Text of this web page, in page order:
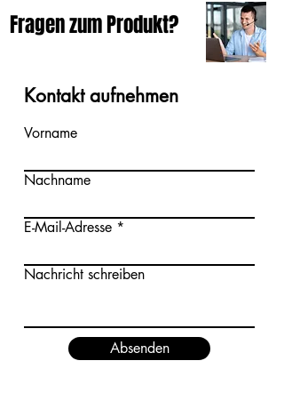
Fragen zum Produkt?
Kontakt aufnehmen
Vorname
Nachname
E-Mail-Adresse
Nachricht schreiben
Absenden